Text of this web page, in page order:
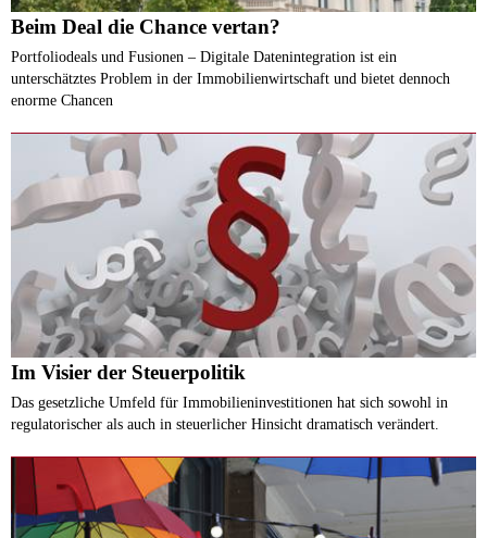
Beim Deal die Chance vertan?
Portfoliodeals und Fusionen – Digitale Datenintegration ist ein
unterschätztes Problem in der Immobilienwirtschaft und bietet dennoch
enorme Chancen
Im Visier der Steuerpolitik
​Das gesetzliche Umfeld für Immobilieninvestitionen hat sich sowohl in
regulatorischer als auch in steuerlicher Hinsicht dramatisch verändert.